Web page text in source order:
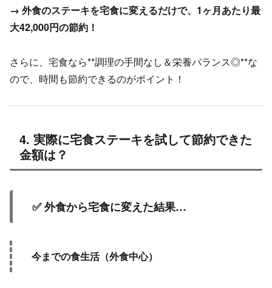
→ 外食のステーキを宅食に変えるだけで、1ヶ月あたり最
大42,000円の節約！
さらに、宅食なら**調理の手間なし＆栄養バランス◎**な
ので、時間も節約できるのがポイント！
4. 実際に宅食ステーキを試して節約できた
金額は？
✅ 外食から宅食に変えた結果…
今までの食生活（外食中心）